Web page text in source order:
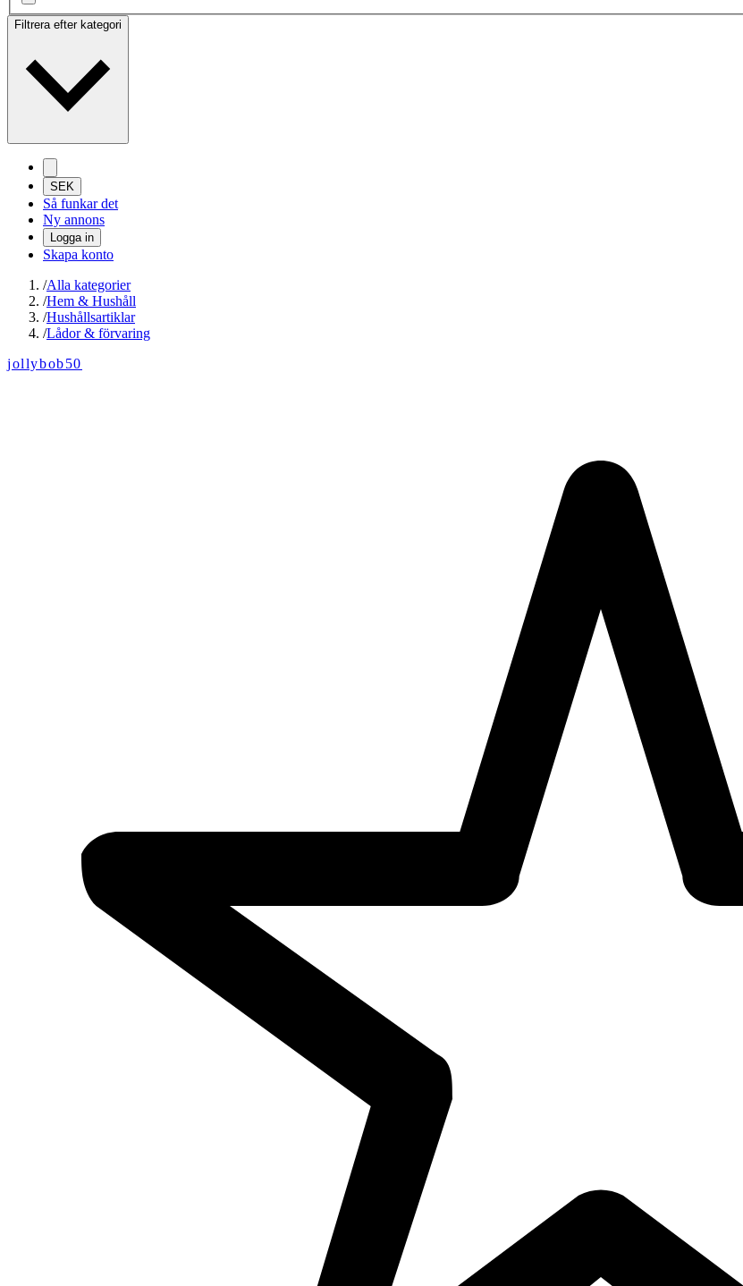
Filtrera efter kategori
SEK
Så funkar det
Ny annons
Logga in
Skapa konto
/Alla kategorier
/Hem & Hushåll
/Hushållsartiklar
/Lådor & förvaring
jollybob50